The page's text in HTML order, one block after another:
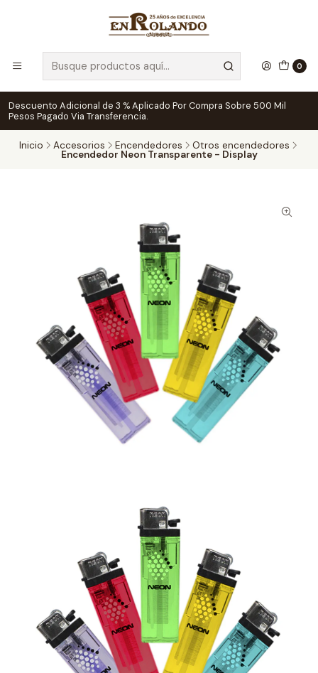
0
Descuento Adicional de 3 % Aplicado Por Compra Sobre 500 Mil
Pesos Pagado Via Transferencia.
Inicio Accesorios Encendedores Otros encendedores
Encendedor Neon Transparente - Display